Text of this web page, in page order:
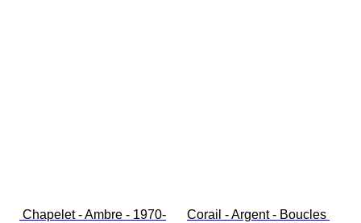
Corail - Argent - Boucles